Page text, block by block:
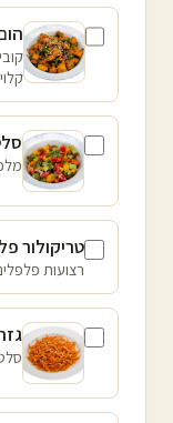
קלוי
טריקולור
רצועות